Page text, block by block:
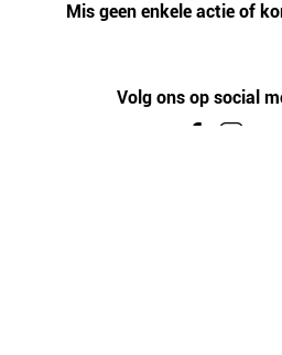
Mis geen enkele actie of
Volg ons op social